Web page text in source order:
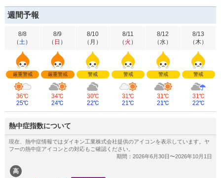
週間予報
8/8
（土）
厳重警戒
36℃
25℃
8/9
（ 日 ）
厳重警戒
34℃
24℃
8/10
（ 月 ）
警戒
30℃
22℃
8/11
（ 火 ）
警戒
31℃
21℃
8/12
（水）
警戒
31℃
21℃
8/13
（木）
警戒
31℃
22℃
熱中症指数について
高